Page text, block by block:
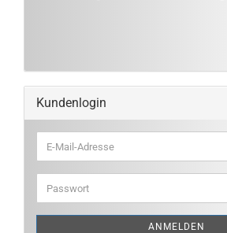
Kundenlogin
E-
Mail-
Adresse
Passwort
ANMELDEN